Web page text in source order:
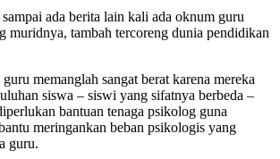
ada berita lain kali ada oknum guru
muridnya, tambah tercoreng dunia pendidikan
memanglah sangat berat karena mereka
siswa – siswi yang sifatnya berbeda –
bantuan tenaga psikolog guna
meringankan beban psikologis yang
guru.